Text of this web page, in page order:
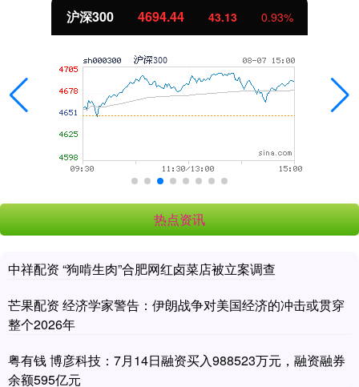
43.13 0.93% 北证50
热点资讯
中祥配资 “狗啃生肉”合肥网红卤菜店被立案调查
芒果配资 经济学家警告：伊朗战争对美国经济的冲击或贯穿
整个2026年
粤有钱 博彦科技：7月14日融资买入988523万元，融资融券
余额595亿元